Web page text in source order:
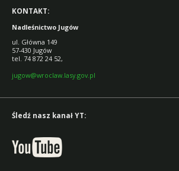
KONTAKT:
Nadleśnictwo Jugów
ul. Główna 149
57-430 Jugów
tel. 74 872 24 52,
jugow@wroclaw.lasy.gov.pl
Śledź nasz kanał YT: